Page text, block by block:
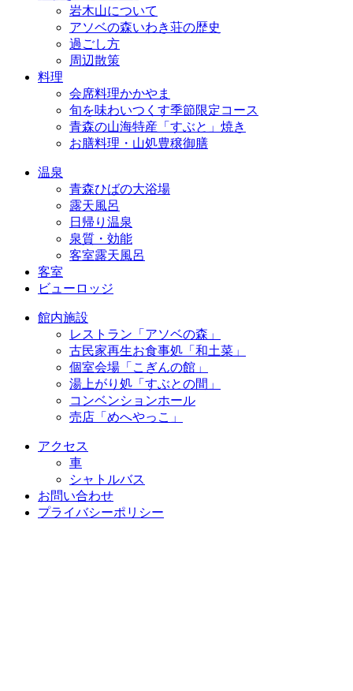
岩木山について
アソベの森いわき荘の歴史
過ごし方
周辺散策
料理
会席料理かかやま
旬を味わいつくす季節限定コース
青森の山海特産「すぶと」焼き
お膳料理・山処豊穣御膳
温泉
青森ひばの大浴場
露天風呂
日帰り温泉
泉質・効能
客室露天風呂
客室
ビューロッジ
館内施設
レストラン「アソベの森」
古民家再生お食事処「和土菜」
個室会場「こぎんの館」
湯上がり処「すぶとの間」
コンベンションホール
売店「めへやっこ」
アクセス
車
シャトルバス
お問い合わせ
プライバシーポリシー